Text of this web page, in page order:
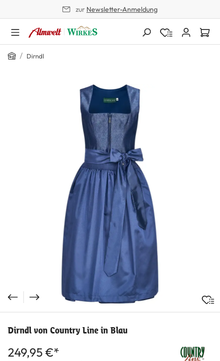
zur Newsletter-Anmeldung
Home
/ Dirndl
Dirndl von Country Line in Blau
249,95 €*